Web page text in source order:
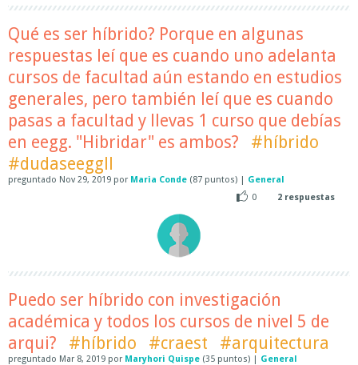
Qué es ser híbrido? Porque en algunas
respuestas leí que es cuando uno adelanta
cursos de facultad aún estando en estudios
generales, pero también leí que es cuando
pasas a facultad y llevas 1 curso que debías
en eegg. "Hibridar" es ambos?
#híbrido
#dudaseeggll
preguntado Nov 29, 2019 por Maria Conde (87 puntos) | General
0
2 respuestas
Puedo ser híbrido con investigación
académica y todos los cursos de nivel 5 de
arqui?
#híbrido #craest #arquitectura
preguntado Mar 8, 2019 por Maryhori Quispe (35 puntos) | General